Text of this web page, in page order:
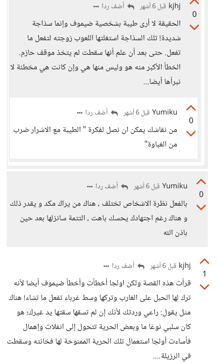
0
kjhj قبل 6 أشهر أضف ردا
الحقيقة لا أرى طيبة بشخصية ضيموف وإنما سذاجة
شديدة! تلك السذاجة استغلتها اللعوب زوجته لتفعل ما
تفعل. حتى بعد أن علم أنها سقطت لم يتخذ موقف حازم.
الخطأ الأكبر منه هو وليس منها هي وإن كانت هي مخطئة لا
نبرأها أيضا...
0
Yumiku قبل 6 أشهر أضف ردا
من نقاشك يمكن ان نصل لفكرة " الطيبة مع الاشرار ضرب
من الغباوة"
0
Yumiku قبل 6 أشهر أضف ردا
بالفعل نظرة الاشخاص تختلف ، هناك من يراك مكد و يقدر ذلك
و هناك رغم اجتهادك يحسك باهت ، التتمة سانزلها بعد حين
باذن الله
1
kjhj قبل 6 أشهر أضف ردا
قرأت هذه القصة ولكن اولجا أخطأت وأخطأ ضيموف أيضا لأنه
ترك لها الحبل على الغارب وتركها وسط غرباء تفعل ما تشاء! هناك
مثل يقول: راعي وردتك لأنك إن لم تسقها سقتها يد غيرك؛ هو
كان سلبي نوعَا ما وبعض الحرية تتحول إلى انفلات وإهمال
فأساءت أولجا استعمال تلك الحرية الممنوحة لها فخانته وسقطت
في الرزيلة....